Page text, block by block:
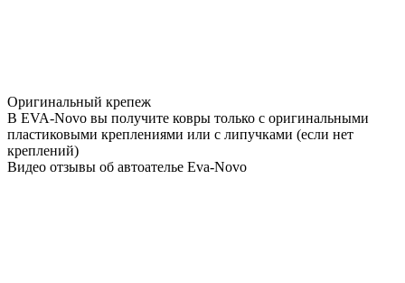
Оригинальный крепеж
В EVA-Novo вы получите ковры только с оригинальными
пластиковыми креплениями или с липучками (если нет
креплений)
Видео отзывы об автоателье Eva-Novo